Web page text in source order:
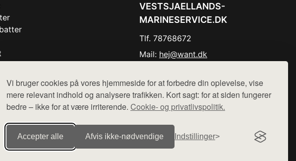
Vi bruger cookies på vores hjemmeside for at forbedre din oplevelse, vise
mere relevant indhold og analysere trafikken. Kort sagt: for at siden fungerer
bedre – ikke for at være irriterende. Cookie- og privatlivspolitik.
Accepter alle Afvis ikke‑nødvendige Indstillinger
VESTSJAELLANDS-
MARINESERVICE.DK
Tlf. 78768672
Mail: hej@want.dk
diverse webshops. Der sælges ikke varer fra denne side - vi henviser til de shops,
forbeholdes.